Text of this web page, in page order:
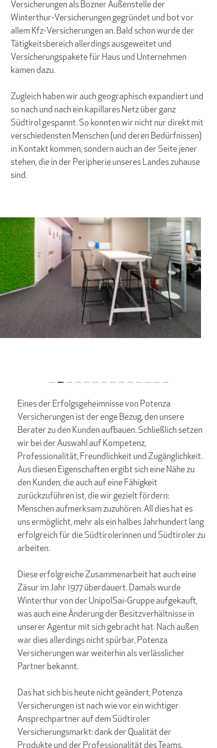
Versicherungen als Bozner Außenstelle der
Winterthur-Versicherungen gegründet und bot vor
allem Kfz-Versicherungen an. Bald schon wurde der
Tätigkeitsbereich allerdings ausgeweitet und
Versicherungspakete für Haus und Unternehmen
kamen dazu.
Zugleich haben wir auch geographisch expandiert und
so nach und nach ein kapillares Netz über ganz
Südtirol gespannt. So konnten wir nicht nur direkt mit
verschiedensten Menschen (und deren Bedürfnissen)
in Kontakt kommen, sondern auch an der Seite jener
stehen, die in der Peripherie unseres Landes zuhause
sind.
Eines der Erfolgsgeheimnisse von Potenza
Versicherungen ist der enge Bezug, den unsere
Berater zu den Kunden aufbauen. Schließlich setzen
wir bei der Auswahl auf Kompetenz,
Professionalität, Freundlichkeit und Zugänglichkeit.
Aus diesen Eigenschaften ergibt sich eine Nähe zu
den Kunden, die auch auf eine Fähigkeit
zurückzuführen ist, die wir gezielt fördern:
Menschen aufmerksam zuzuhören. All dies hat es
uns ermöglicht, mehr als ein halbes Jahrhundert lang
erfolgreich für die Südtirolerinnen und Südtiroler zu
arbeiten.
Diese erfolgreiche Zusammenarbeit hat auch eine
Zäsur im Jahr 1977 überdauert. Damals wurde
Winterthur von der UnipolSai-Gruppe aufgekauft,
was auch eine Änderung der Besitzverhältnisse in
unserer Agentur mit sich gebracht hat. Nach außen
war dies allerdings nicht spürbar, Potenza
Versicherungen war weiterhin als verlässlicher
Partner bekannt.
Das hat sich bis heute nicht geändert, Potenza
Versicherungen ist nach wie vor ein wichtiger
Ansprechpartner auf dem Südtiroler
Versicherungsmarkt: dank der Qualität der
Produkte und der Professionalität des Teams.